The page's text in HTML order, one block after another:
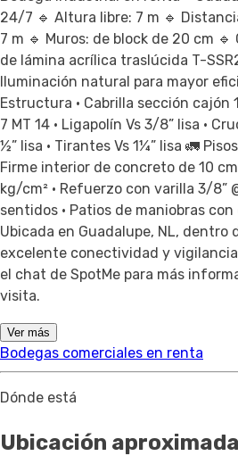
24/7 🔹 Altura libre: 7 m 🔹
7 m 🔹 Muros: de block de 20 cm 🔹
de lámina acrílica traslúcida T-
Iluminación natural para mayor
Estructura • Cabrilla sección cajón
7 MT 14 • Ligapolín Vs 3/8” lisa •
½” lisa • Tirantes Vs 1¼” lisa 🚛
Firme interior de concreto de 10
kg/cm² • Refuerzo con varilla 3/8”
sentidos • Patios de maniobras
Ubicada en Guadalupe, NL,
excelente conectividad y
el chat de SpotMe para más
visita.
Ver más
Bodegas comerciales en renta
Dónde está
Ubicación aproximada